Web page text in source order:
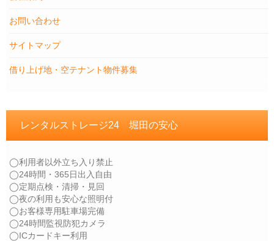
お問い合わせ
サイトマップ
借り上げ地・空テナント物件募集
レンタルストレージ24 堀田の安心
◯利用者以外立ち入り禁止
◯24時間・365日出入自由
◯定期点検・清掃・見回
◯夜の利用も安心な照明付
◯お客様専用駐車場完備
◯24時間監視防犯カメラ
◯ICカードキー利用